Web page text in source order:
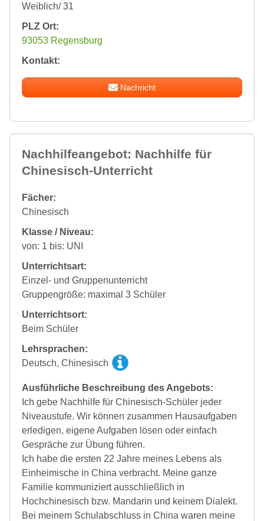
Weiblich/ 31
PLZ Ort:
93053 Regensburg
Kontakt:
Nachricht
Nachhilfeangebot: Nachhilfe für
Chinesisch-Unterricht
Fächer:
Chinesisch
Klasse / Niveau:
von: 1 bis: UNI
Unterrichtsart:
Einzel- und Gruppenunterricht
Gruppengröße: maximal 3 Schüler
Unterrichtsort:
Beim Schüler
Lehrsprachen:
Deutsch, Chinesisch
Ausführliche Beschreibung des Angebots:
Ich gebe Nachhilfe für Chinesisch-Schüler jeder
Niveaustufe. Wir können zusammen Hausaufgaben
erledigen, eigene Aufgaben lösen oder einfach
Gespräche zur Übung führen.
Ich habe die ersten 22 Jahre meines Lebens als
Einheimische in China verbracht. Meine ganze
Familie kommuniziert ausschließlich in
Hochchinesisch bzw. Mandarin und keinem Dialekt.
Bei meinem Schulabschluss in China waren meine